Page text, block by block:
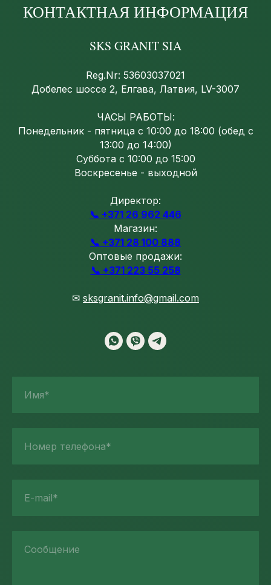
КОНТАКТНАЯ ИНФОРМАЦИЯ
SKS GRANIT SIA
Reg.Nr: 53603037021
Добелес шоссе 2, Елгава, Латвия, LV-3007
ЧАСЫ РАБОТЫ:
Понедельник - пятница с 10:00 до 18:00 (обед с
13:00 до 14:00)
Суббота с 10:00 до 15:00
Воскресенье - выходной
Директор:
📞 +371 26 962 446
Магазин:
📞 +371 28 100 888
Оптовые продажи:
📞 +371 223 55 258
✉ sksgranit.info@gmail.com
Имя*
Номер телефона*
E-mail*
Сообщение